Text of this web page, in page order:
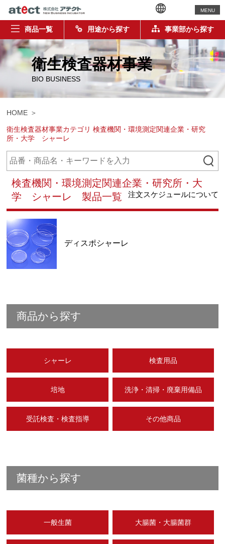
MENU
商品一覧 用途から探す 事業部から探す
衛生検査器材事業
BIO BUSINESS
HOME
衛生検査器材事業カテゴリ 検査機関・環境測定関連企業・研究
所・大学 シャーレ
検査機関・環境測定関連企業・研究所・大
学 シャーレ 製品一覧
注文スケジュールについて
ディスポシャーレ
商品から探す
シャーレ 検査用品
培地 洗浄・清掃・廃棄用備品
受託検査・検査指導 その他商品
菌種から探す
一般生菌 大腸菌・大腸菌群